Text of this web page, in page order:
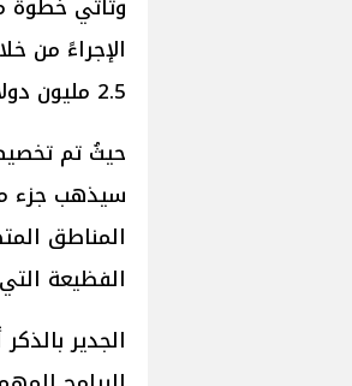
الإجراءً من
2.5 مليون دولاراً أمريكياً.
سيذهب جزء
المناطق
الفظيعة